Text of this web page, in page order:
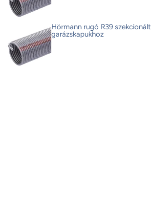
Hörmann rugó R39 szekcionált
garázskapukhoz